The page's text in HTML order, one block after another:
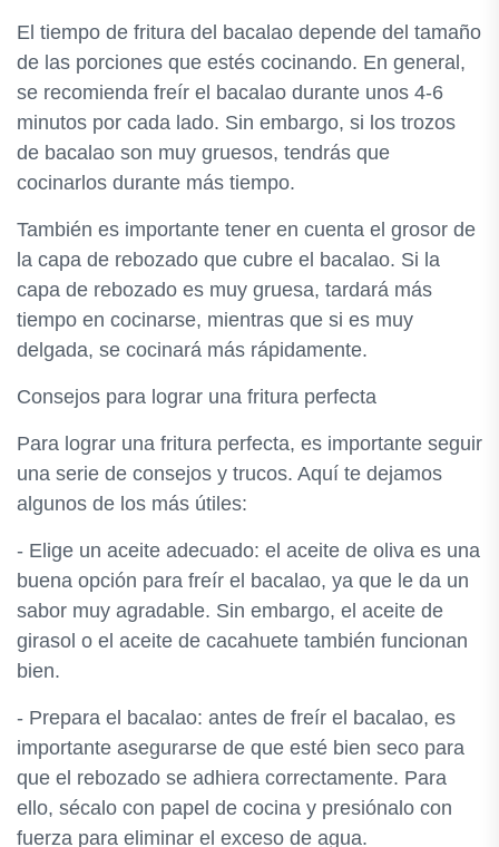
El tiempo de fritura del bacalao depende del tamaño
de las porciones que estés cocinando. En general,
se recomienda freír el bacalao durante unos 4-6
minutos por cada lado. Sin embargo, si los trozos
de bacalao son muy gruesos, tendrás que
cocinarlos durante más tiempo.
También es importante tener en cuenta el grosor de
la capa de rebozado que cubre el bacalao. Si la
capa de rebozado es muy gruesa, tardará más
tiempo en cocinarse, mientras que si es muy
delgada, se cocinará más rápidamente.
Consejos para lograr una fritura perfecta
Para lograr una fritura perfecta, es importante seguir
una serie de consejos y trucos. Aquí te dejamos
algunos de los más útiles:
- Elige un aceite adecuado: el aceite de oliva es una
buena opción para freír el bacalao, ya que le da un
sabor muy agradable. Sin embargo, el aceite de
girasol o el aceite de cacahuete también funcionan
bien.
- Prepara el bacalao: antes de freír el bacalao, es
importante asegurarse de que esté bien seco para
que el rebozado se adhiera correctamente. Para
ello, sécalo con papel de cocina y presiónalo con
fuerza para eliminar el exceso de agua.